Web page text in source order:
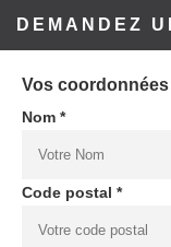
DEMANDEZ
Vos coordonnées
Nom *
Code postal *